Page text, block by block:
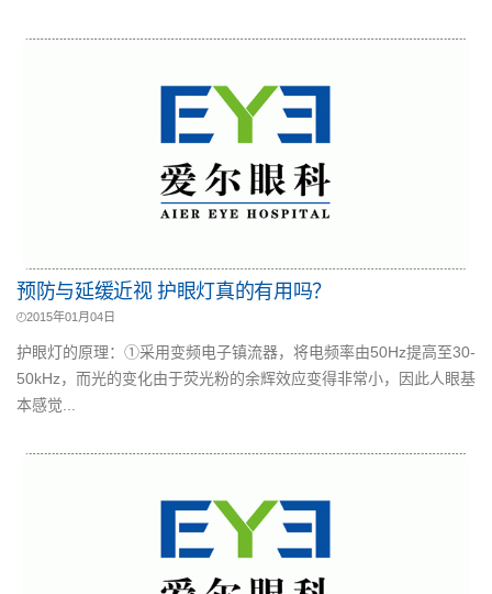
预防与延缓近视 护眼灯真的有用吗？
2015年01月04日
护眼灯的原理：①采用变频电子镇流器，将电频率由50Hz提高至30-
50kHz，而光的变化由于荧光粉的余辉效应变得非常小，因此人眼基
本感觉...